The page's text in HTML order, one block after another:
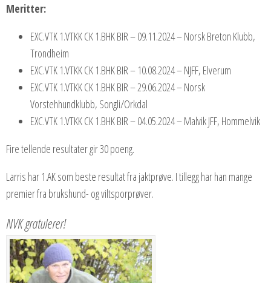
Meritter:
EXC.VTK 1.VTKK CK 1.BHK BIR – 09.11.2024 – Norsk Breton Klubb,
Trondheim
EXC.VTK 1.VTKK CK 1.BHK BIR – 10.08.2024 – NJFF, Elverum
EXC.VTK 1.VTKK CK 1.BHK BIR – 29.06.2024 – Norsk
Vorstehhundklubb, Songli/Orkdal
EXC.VTK 1.VTKK CK 1.BHK BIR – 04.05.2024 – Malvik JFF, Hommelvik
Fire tellende resultater gir 30 poeng.
Larris har 1.AK som beste resultat fra jaktprøve. I tillegg har han mange
premier fra brukshund- og viltsporprøver.
NVK gratulerer!